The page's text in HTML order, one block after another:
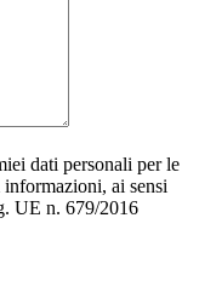
dati personali per le
informazioni, ai sensi
UE n. 679/2016